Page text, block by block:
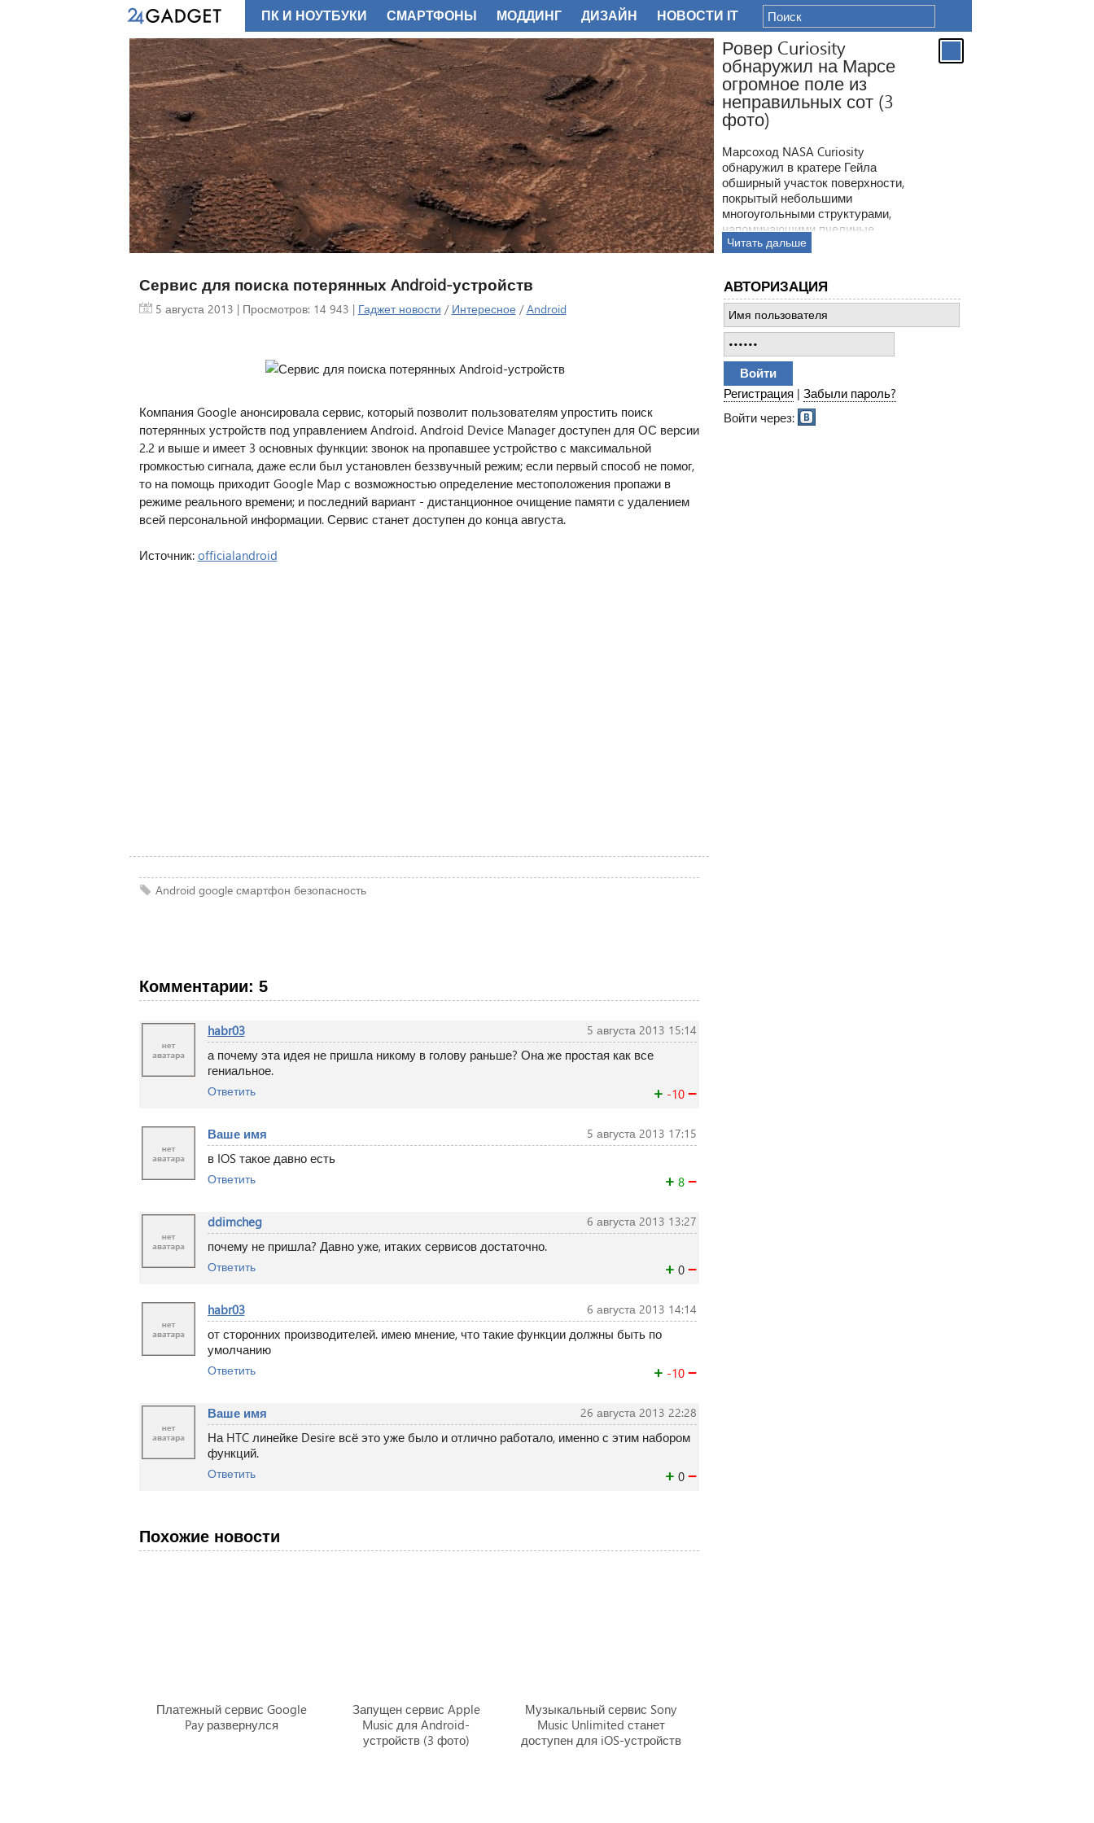
Ровер Curiosity
обнаружил на Марсе
огромное поле из
неправильных сот (3
фото)
Марсоход NASA Curiosity
обнаружил в кратере Гейла
обширный участок поверхности,
покрытый небольшими
многоугольными структурами,
напоминающими пчелиные
соты. Ранее ровер находил
затмила все предыдущее такие
открытия.
Читать дальше
Сервис для поиска потерянных Android-устройств
5 августа 2013 | Просмотров: 14 943 | Гаджет новости / Интересное /Android
Компания Google анонсировала сервис, который позволит пользователям упростить поиск
потерянных устройств под управлением Android. Android Device Manager доступен для ОС версии
2.2 и выше и имеет 3 основных функции: звонок на пропавшее устройство с максимальной
громкостью сигнала, даже если был установлен беззвучный режим; если первый способ не помог,
то на помощь приходит Google Map с возможностью определение местоположения пропажи в
режиме реального времени; и последний вариант - дистанционное очищение памяти с удалением
всей персональной информации. Сервис станет доступен до конца августа.
Источник: officialandroid
Android google смартфон безопасность
Комментарии: 5
5 августа 2013 15:14
habr03
а почему эта идея не пришла никому в голову раньше? Она же простая как все
гениальное.
+ -10 −
Ответить
5 августа 2013 17:15
Ваше имя
в IOS такое давно есть
+ 8 −
Ответить
6 августа 2013 13:27
ddimcheg
почему не пришла? Давно уже, итаких сервисов достаточно.
+ 0 −
Ответить
6 августа 2013 14:14
habr03
от сторонних производителей. имею мнение, что такие функции должны быть по
умолчанию
+ -10 −
Ответить
26 августа 2013 22:28
Ваше имя
На HTC линейке Desire всё это уже было и отлично работало, именно с этим набором
функций.
+ 0 −
Ответить
Похожие новости
Платежный сервис Google
Pay развернулся
Запущен сервис Apple
Music для Android-
устройств (3 фото)
Музыкальный сервис Sony
Music Unlimited станет
доступен для iOS-устройств
АВТОРИЗАЦИЯ
Регистрация | Забыли пароль?
Войти через:
ПК И НОУТБУКИ СМАРТФОНЫ МОДДИНГ ДИЗАЙН НОВОСТИ IT
ФОТО